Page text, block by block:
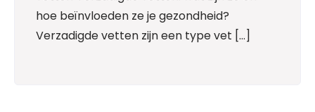
hoe beïnvloeden ze je gezondheid?
Verzadigde vetten zijn een type vet […]